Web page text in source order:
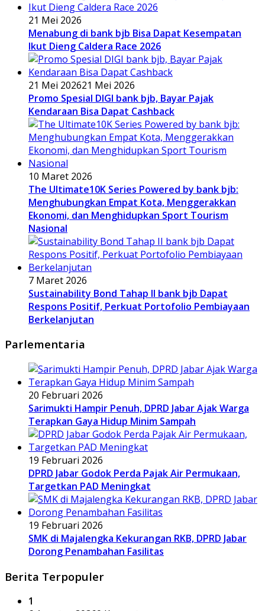
21 Mei 2026
Menabung di bank bjb Bisa Dapat Kesempatan
Ikut Dieng Caldera Race 2026
21 Mei 202621 Mei 2026
Promo Spesial DIGI bank bjb, Bayar Pajak
Kendaraan Bisa Dapat Cashback
10 Maret 2026
The Ultimate10K Series Powered by bank bjb:
Menghubungkan Empat Kota, Menggerakkan
Ekonomi, dan Menghidupkan Sport Tourism
Nasional
7 Maret 2026
Sustainability Bond Tahap II bank bjb Dapat
Respons Positif, Perkuat Portofolio Pembiayaan
Berkelanjutan
Parlementaria
20 Februari 2026
Sarimukti Hampir Penuh, DPRD Jabar Ajak Warga
Terapkan Gaya Hidup Minim Sampah
19 Februari 2026
DPRD Jabar Godok Perda Pajak Air Permukaan,
Targetkan PAD Meningkat
19 Februari 2026
SMK di Majalengka Kekurangan RKB, DPRD Jabar
Dorong Penambahan Fasilitas
Berita Terpopuler
1